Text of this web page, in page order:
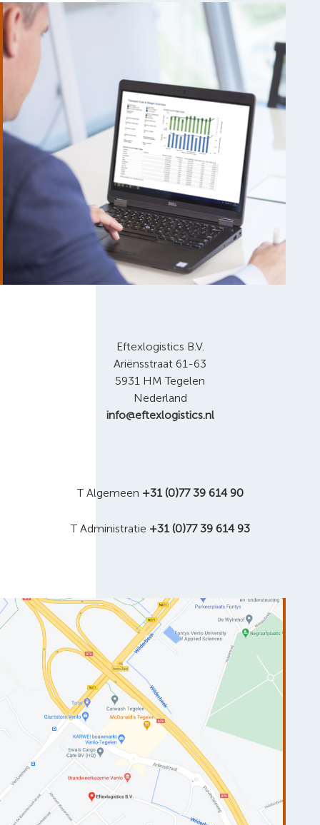
Eftexlogistics B.V.
Ariënsstraat 61-63
5931 HM Tegelen
Nederland
info@eftexlogistics.nl
T Algemeen +31 (0)77 39 614 90
T Administratie +31 (0)77 39 614 93